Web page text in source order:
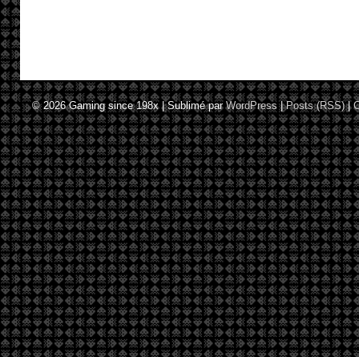
© 2026Gaming since 198x|Sublimé parWordPress |Posts (RSS)|